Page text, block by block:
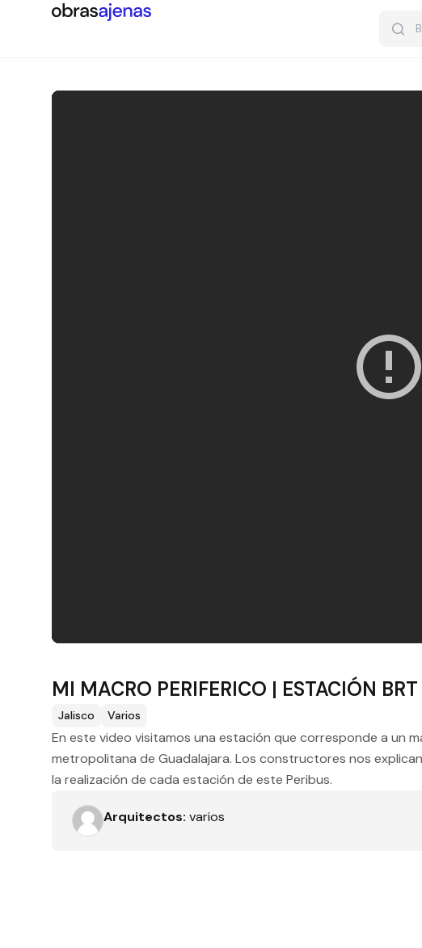
MI MACRO PERIFERICO | ESTACIÓN
Jalisco Varios
En este video visitamos una estación que corresponde a un
metropolitana de Guadalajara. Los constructores nos
la realización de cada estación de este Peribus.
Arquitectos: varios
Filtros
Tipo de obra